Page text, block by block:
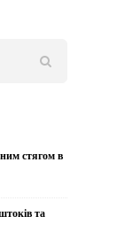
стягом в
та